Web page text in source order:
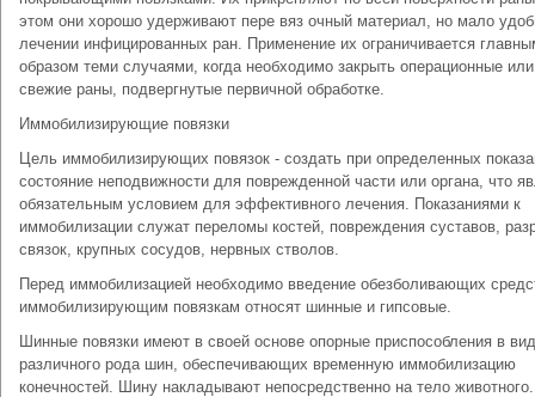
этом они хорошо удерживают пере вяз очный материал, но мало
лечении инфицированных ран. Применение их ограничивается
образом теми случаями, когда необходимо закрыть операционные или
свежие раны, подвергнутые первичной обработке.
Иммобилизирующие повязки
Цель иммобилизирующих повязок - создать при определенных
состояние неподвижности для поврежденной части или органа, что
обязательным условием для эффективного лечения. Показаниями к
иммобилизации служат переломы костей, повреждения суставов,
связок, крупных сосудов, нервных стволов.
Перед иммобилизацией необходимо введение обезболивающих
иммобилизирующим повязкам относят шинные и гипсовые.
Шинные повязки имеют в своей основе опорные приспособления в
различного рода шин, обеспечивающих временную иммобилизацию
конечностей. Шину накладывают непосредственно на тело